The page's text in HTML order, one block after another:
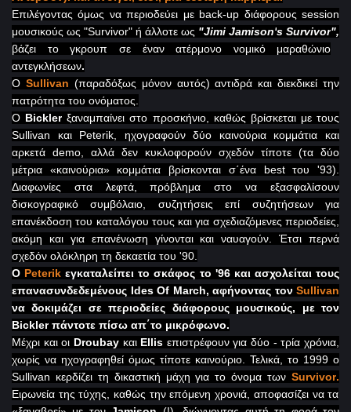
Επιλέγοντας όμως να περιοδεύει με back-up διάφορουςsession
μουσικούς ως "Survivor" ή άλλοτε ως "Jimi Jamison's Survivor",
βάζει το γκρουπ σε έναν ατέρμονο νομικό μαραθώνιο
αντεγκλήσεων.
Ο Sullivan (παραδόξως μόνον αυτός) αντιδρά και διεκδικεί την
πατρότητα του ονόματος.
Ο Bickler ξαναμπαίνει στο προσκήνιο, καθώς βρίσκεται με τους
Sullivan
και Peterik , ηχογραφούν δύο καινούρια κομμάτια και
αρκετά demo , αλλά δεν κυκλοφορούν σχεδόν τίποτε (τα δύο
μέτρια «καινούρια» κομμάτια βρίσκονται σ΄ένα best
του '93).
Διαφωνίες στα λεφτά, πρόβλημα στο να εξασφαλίσουν
δισκογραφικό συμβόλαιο, συζητήσεις επί συζητήσεων για
επανέκδοση του καταλόγου τους και για σχεδιαζόμενες περιοδείες,
ακόμη και για επανένωση γίνονται και ναυαγούν. Έτσι περνά
σχεδόν ολόκληρη τη δεκαετία του '90.
Ο Peterik εγκαταλείπει το σκάφος το '96 και ασχολείται τους
επανασυνδεδεμένους Ides Of March, αφήνοντας τον Sullivan
να δοκιμάζει σε περιοδείες διάφορους μουσικούς, με τον
Bickler πάντοτε πίσω απ΄το μικρόφωνο.
Mέχρι και οι Drοubay και Ellis επιστρέφουν για δύο - τρία χρόνια,
χωρίς να ηχογραφηθεί όμως τίποτε καινούριο. Τελικά, το 1999 ο
Sullivan κερδίζει τη δικαστική μάχη για το όνομα των Survivor.
Ειρωνεία της τύχης, καθώς την επόμενη χρονιά, αποφασίζει να τα